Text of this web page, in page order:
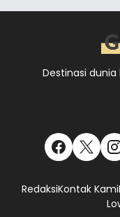
Destinasi
RedaksiKontak Kami